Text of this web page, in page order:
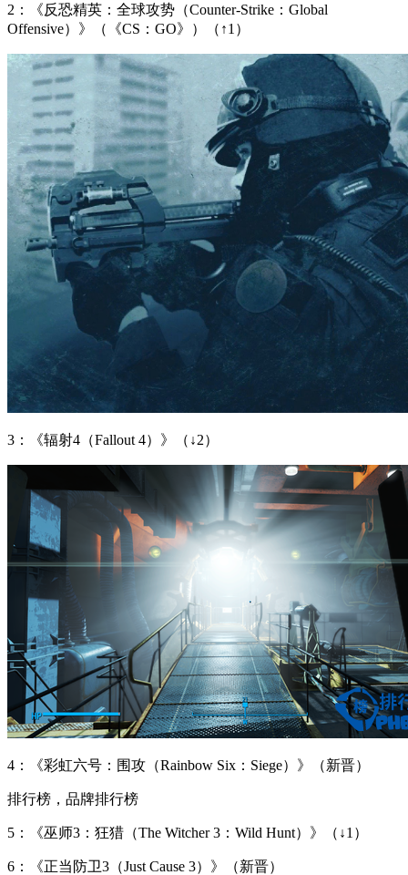
2：《反恐精英：全球攻势（Counter-Strike：Global
Offensive）》（《CS：GO》）（↑1）
3：《辐射4（Fallout 4）》（↓2）
4：《彩虹六号：围攻（Rainbow Six：Siege）》（新晋）
排行榜，品牌排行榜
5：《巫师3：狂猎（The Witcher 3：Wild Hunt）》（↓1）
6：《正当防卫3（Just Cause 3）》（新晋）